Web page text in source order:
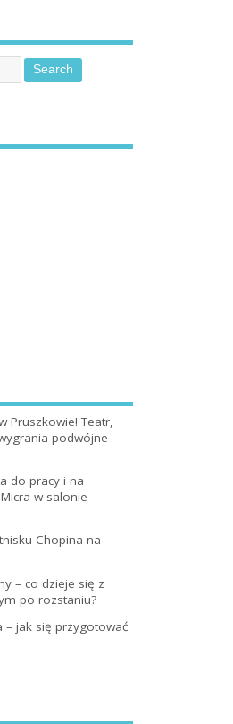
Pruszkowie! Teatr,
podwójne
do pracy i na
w salonie
Chopina na
– co dzieje się z
po rozstaniu?
jak się przygotować